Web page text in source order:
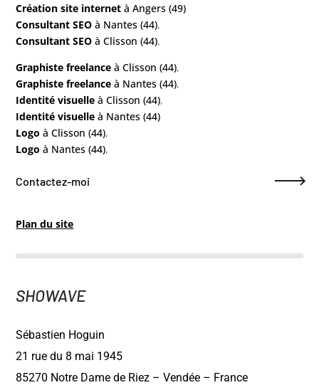
Création site internet à Angers (49)
Consultant SEO à Nantes (44),
Consultant SEO à Clisson (44),
Graphiste freelance à Clisson (44),
Graphiste freelance à Nantes (44),
Identité visuelle à Clisson (44),
Identité visuelle à Nantes (44)
Logo à Clisson (44),
Logo à Nantes (44),
Contactez-moi
Plan du site
SHOWAVE
Sébastien Hoguin
21 rue du 8 mai 1945
85270 Notre Dame de Riez – Vendée – France